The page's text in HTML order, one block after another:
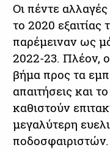
Οι πέντε
το 2020
παρέμειναν ως
2022-23. Πλέον,
βήμα προς τα
απαιτήσεις και
καθιστούν
μεγαλύτερη
ποδοσφαιριστών.